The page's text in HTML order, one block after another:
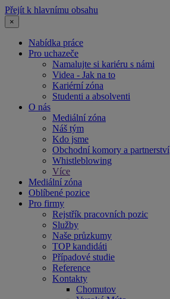
Přejít k hlavnímu obsahu
×
Nabídka práce
Pro uchazeče
Namalujte si kariéru s námi
Videa - Jak na to
Kariérní zóna
Studenti a absolventi
O nás
Mediální zóna
Náš tým
Kdo jsme
Obchodní komory a partnerství
Whistleblowing
Více
Mediální zóna
Oblíbené pozice
Pro firmy
Rejstřík pracovních pozic
Služby
Naše průzkumy
TOP kandidáti
Případové studie
Reference
Kontakty
Chomutov